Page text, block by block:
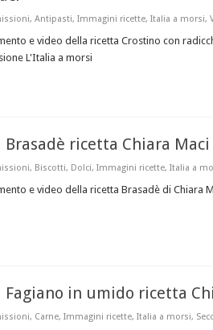
, Antipasti, Immagini ricette, Italia a morsi,
e video della ricetta Crostino con
L'Italia a morsi
ricetta Chiara Maci
, Biscotti, Dolci, Immagini ricette, Italia a
e video della ricetta Brasadè di Chiara
Fagiano in umido ricetta
, Carne, Immagini ricette, Italia a morsi,